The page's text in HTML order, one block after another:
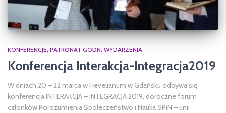
KONFERENCJE PATRONAT GODN WYDARZENIA
Konferencja Interakcja-Integracja2019
W dniach 20 – 22 marca w Hevelianum w Gdańsku odbywa się
konferencja INTERAKCJA – INTEGRACJA 2019, doroczne forum
członków Porozumienia Społeczeństwo i Nauka SPiN – unii